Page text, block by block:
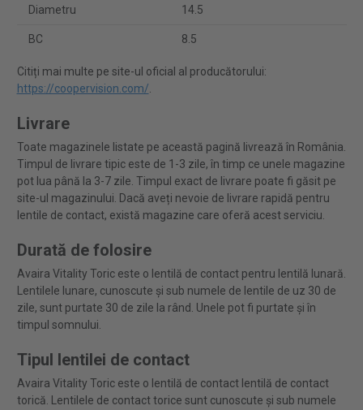
Diametru 14.5
BC 8.5
Citiți mai multe pe site-ul oficial al producătorului:
https://coopervision.com/.
Livrare
Toate magazinele listate pe această pagină livrează în România.
Timpul de livrare tipic este de 1-3 zile, în timp ce unele magazine
pot lua până la 3-7 zile. Timpul exact de livrare poate fi găsit pe
site-ul magazinului. Dacă aveți nevoie de livrare rapidă pentru
lentile de contact, există magazine care oferă acest serviciu.
Durată de folosire
Avaira Vitality Toric este o lentilă de contact pentru lentilă lunară.
Lentilele lunare, cunoscute și sub numele de lentile de uz 30 de
zile, sunt purtate 30 de zile la rând. Unele pot fi purtate și în
timpul somnului.
Tipul lentilei de contact
Avaira Vitality Toric este o lentilă de contact lentilă de contact
torică. Lentilele de contact torice sunt cunoscute și sub numele